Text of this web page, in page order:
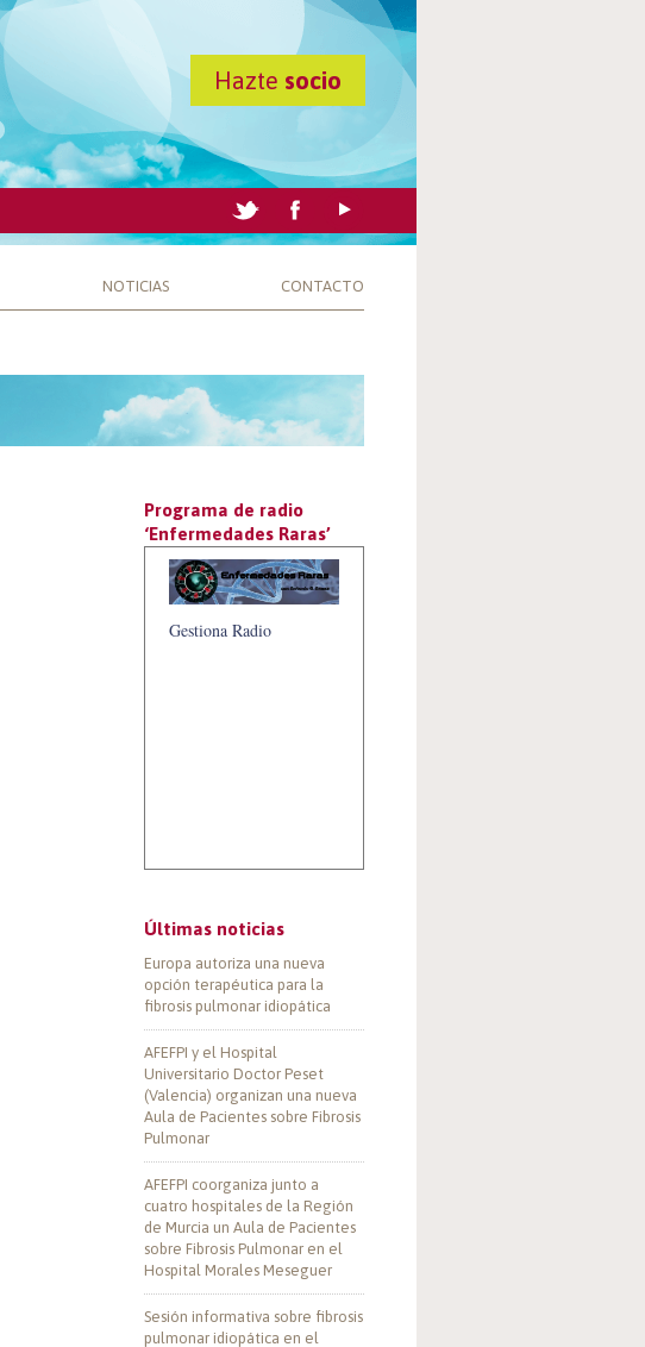
Hazte socio
NOTICIAS CONTACTO
Programa de radio
‘Enfermedades Raras’
Gestiona Radio
Últimas noticias
Europa autoriza una nueva
opción terapéutica para la
fibrosis pulmonar idiopática
AFEFPI y el Hospital
Universitario Doctor Peset
(Valencia) organizan una nueva
Aula de Pacientes sobre Fibrosis
Pulmonar
AFEFPI coorganiza junto a
cuatro hospitales de la Región
de Murcia un Aula de Pacientes
sobre Fibrosis Pulmonar en el
Hospital Morales Meseguer
Sesión informativa sobre fibrosis
pulmonar idiopática en el